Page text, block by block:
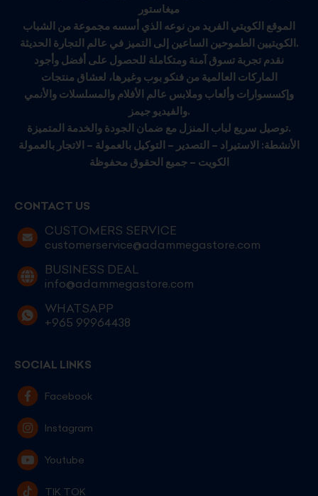
ميغاستور
الموقع الكويتي الفريد من نوعه الذي أسسه مجموعة من الشباب
الكويتيين الطموحين الساعين إلى التميز في عالم التجارة الحديثة.
نقدم تجربة تسوق آمنة ومتكاملة للحصول على أفضل وأجود
الماركات العالمية من فنكو بوب وغيرها، لعشاق منتجات
وإكسسوارات وألعاب وملابس عالم الأفلام والمسلسلات والأنمي
والفيديو جيمز.
توصيل سريع لباب المنزل مع ضمان الجودة والخدمة المتميزة.
الأنشطة: الاستيراد – التصدير – التوكيل بالعمولة – الاتجار بالعمولة
الكويت – جميع الحقوق محفوظة
CONTACT US
CUSTOMERS SERVICE
customerservice@adammegastore.com
BUSINESS DEAL
info@adammegastore.com
WHATSAPP
+965 99964438
SOCIAL LINKS
Facebook
Instagram
Youtube
TIK TOK